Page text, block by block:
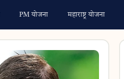
PM योजना महाराष्ट्र योजना